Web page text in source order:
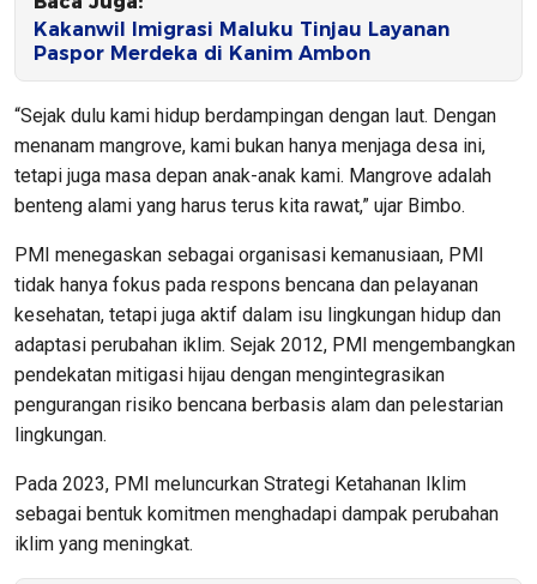
Kakanwil Imigrasi Maluku Tinjau Layanan
Paspor Merdeka di Kanim Ambon
“Sejak dulu kami hidup berdampingan dengan laut. Dengan
menanam mangrove, kami bukan hanya menjaga desa ini,
tetapi juga masa depan anak-anak kami. Mangrove adalah
benteng alami yang harus terus kita rawat,” ujar Bimbo.
PMI menegaskan sebagai organisasi kemanusiaan, PMI
tidak hanya fokus pada respons bencana dan pelayanan
kesehatan, tetapi juga aktif dalam isu lingkungan hidup dan
adaptasi perubahan iklim. Sejak 2012, PMI mengembangkan
pendekatan mitigasi hijau dengan mengintegrasikan
pengurangan risiko bencana berbasis alam dan pelestarian
lingkungan.
Pada 2023, PMI meluncurkan Strategi Ketahanan Iklim
sebagai bentuk komitmen menghadapi dampak perubahan
iklim yang meningkat.